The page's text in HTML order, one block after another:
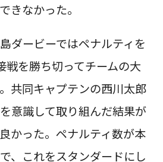
きなかった。
ダービーではペナルティを
戦を勝ち切ってチームの大
共同キャプテンの西川太郎
意識して取り組んだ結果が
かった。ペナルティ数が本
、これをスタンダードにし